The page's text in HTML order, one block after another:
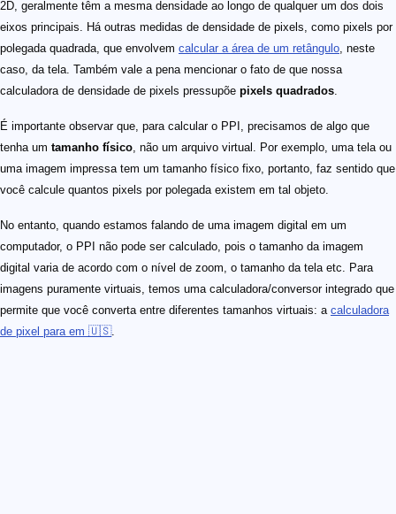
2D, geralmente têm a mesma densidade ao longo de qualquer um dos dois
eixos principais. Há outras medidas de densidade de pixels, como pixels por
polegada quadrada, que envolvem calcular a área de um retângulo, neste
caso, da tela. Também vale a pena mencionar o fato de que nossa
calculadora de densidade de pixels pressupõe pixels quadrados.
É importante observar que, para calcular o PPI, precisamos de algo que
tenha um tamanho físico, não um arquivo virtual. Por exemplo, uma tela ou
uma imagem impressa tem um tamanho físico fixo, portanto, faz sentido que
você calcule quantos pixels por polegada existem em tal objeto.
No entanto, quando estamos falando de uma imagem digital em um
computador, o PPI não pode ser calculado, pois o tamanho da imagem
digital varia de acordo com o nível de zoom, o tamanho da tela etc. Para
imagens puramente virtuais, temos uma calculadora/conversor integrado que
permite que você converta entre diferentes tamanhos virtuais: a calculadora
de pixel para em 🇺🇸.